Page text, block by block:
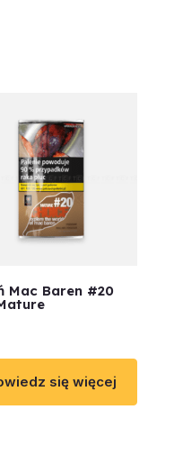
Mac Baren #20
się więcej